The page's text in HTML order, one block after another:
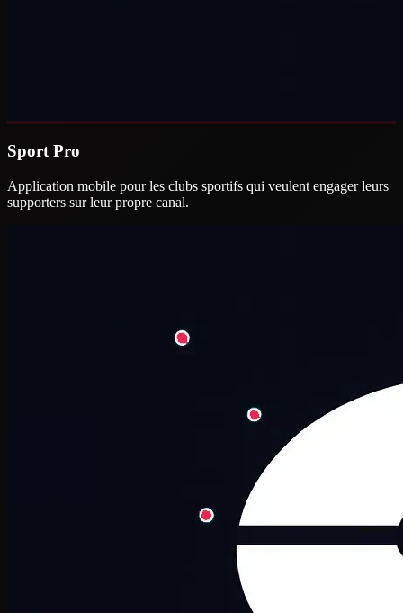
Sport Pro
Application mobile pour les clubs sportifs qui veulent engager leurs
supporters sur leur propre canal.